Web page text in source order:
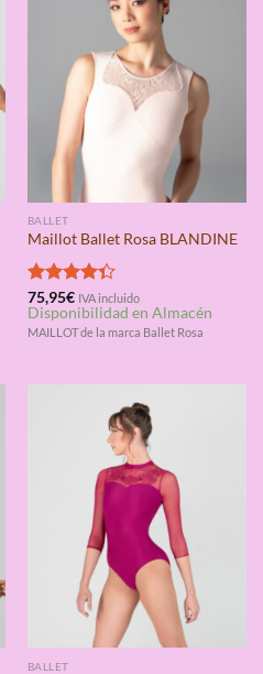
BALLET
Maillot Ballet Rosa BLANDINE
Valorado
con4.33
de 5
75,95€ IVA incluido
Disponibilidad en Almacén
MAILLOT de la marca Ballet Rosa
BALLET